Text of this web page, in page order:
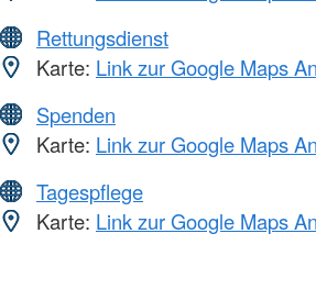
Rettungsdienst
Karte: Link zur Google Maps
Spenden
Karte: Link zur Google Maps
Tagespflege
Karte: Link zur Google Maps